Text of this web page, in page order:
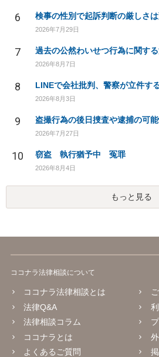
6 検事の性別で起訴判断の厳しさ
2026年7月29日
7 過去の公然わいせつ行為に関する
2026年8月7日
8 LINEで会社批判、警察が立件す
2026年8月3日
9 盗撮行為の後日捜査や逮捕の可
2026年7月27日
10 窃盗 執行猶予中 冤罪
2026年8月4日
もっと見る
ココナラ法律相談について
ココナラ法律相談とは
法律Q&A
法律相談コラム
ココナラとは
よくあるご質問